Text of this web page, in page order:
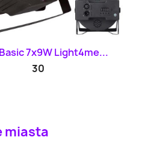
Szybki podgląd
7x9W Light4me...
30
miasta